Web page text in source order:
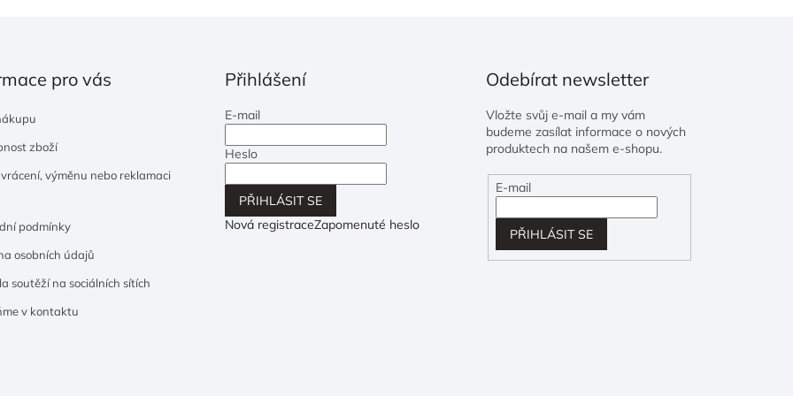
pro vás
zboží
vrácení, výměnu nebo reklamaci
podmínky
osobních údajů
soutěží na sociálních sítích
v kontaktu
Přihlášení
E-mail
Heslo
PŘIHLÁSIT SE
Nová registraceZapomenuté heslo
Odebírat newsletter
Vložte svůj e-mail a my vám
budeme zasílat informace o nových
produktech na našem e-shopu.
E-mail
PŘIHLÁSIT SE